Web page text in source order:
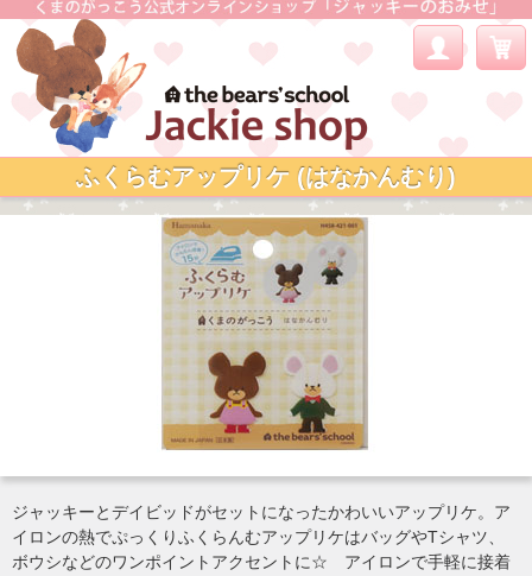
ふくらむアップリケ (はなかんむり)
ジャッキーとデイビッドがセットになったかわいいアップリケ。ア
イロンの熱でぷっくりふくらんむアップリケはバッグやTシャツ、
ボウシなどのワンポイントアクセントに☆ アイロンで手軽に接着